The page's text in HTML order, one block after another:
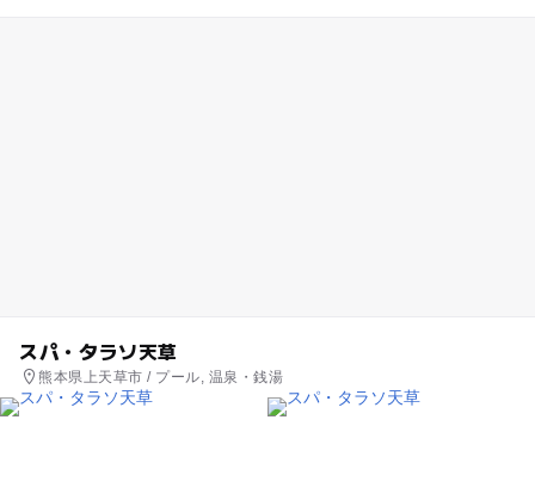
スパ・タラソ天草
熊本県上天草市 / プール, 温泉・銭湯